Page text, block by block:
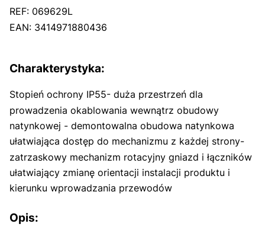
REF: 069629L
EAN: 3414971880436
Charakterystyka:
Stopień ochrony IP55- duża przestrzeń dla
prowadzenia okablowania wewnątrz obudowy
natynkowej - demontowalna obudowa natynkowa
ułatwiająca dostęp do mechanizmu z każdej strony-
zatrzaskowy mechanizm rotacyjny gniazd i łączników
ułatwiający zmianę orientacji instalacji produktu i
kierunku wprowadzania przewodów
Opis: